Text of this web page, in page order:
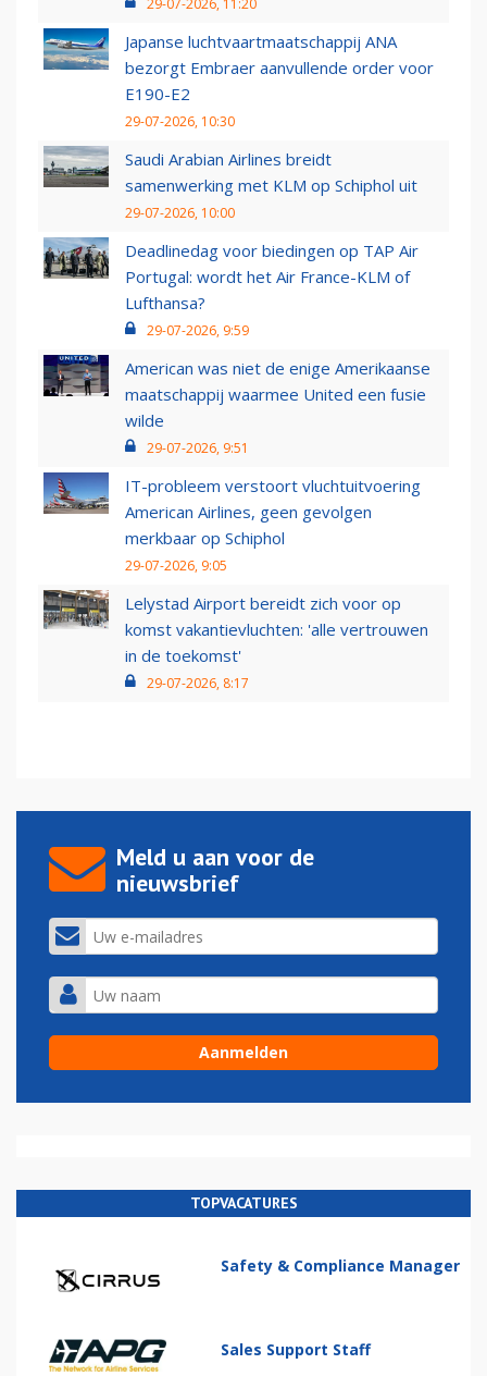
29-07-2026, 11:20
Japanse luchtvaartmaatschappij ANA
bezorgt Embraer aanvullende order voor
E190-E2
29-07-2026, 10:30
Saudi Arabian Airlines breidt
samenwerking met KLM op Schiphol uit
29-07-2026, 10:00
Deadlinedag voor biedingen op TAP Air
Portugal: wordt het Air France-KLM of
Lufthansa?
29-07-2026, 9:59
American was niet de enige Amerikaanse
maatschappij waarmee United een fusie
wilde
29-07-2026, 9:51
IT-probleem verstoort vluchtuitvoering
American Airlines, geen gevolgen
merkbaar op Schiphol
29-07-2026, 9:05
Lelystad Airport bereidt zich voor op
komst vakantievluchten: 'alle vertrouwen
in de toekomst'
29-07-2026, 8:17
Meld u aan voor de
nieuwsbrief
TOPVACATURES
Safety & Compliance Manager
Sales Support Staff